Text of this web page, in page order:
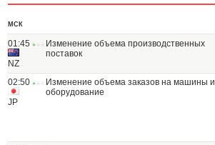
МСК
01:45
NZ
Изменение объема производственных
поставок
02:50
JP
Изменение объема заказов на машины и
оборудование